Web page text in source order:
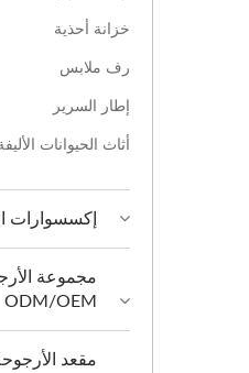
خزانة أحذية
رف ملابس
إطار السرير
أثاث الحيوانات
إكسسوارات
مجموعة
ODM/OEM
مقعد